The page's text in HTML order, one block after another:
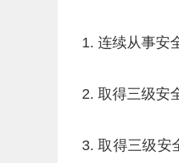
1. 连续从事安
2. 取得三级安
3. 取得三级安